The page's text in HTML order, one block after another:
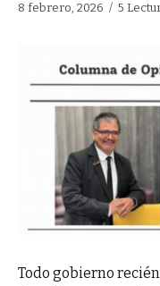
8 febrero, 2026 5
Todo gobierno